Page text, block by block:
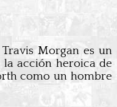
Morgan es un
acción heroica de
como un hombre